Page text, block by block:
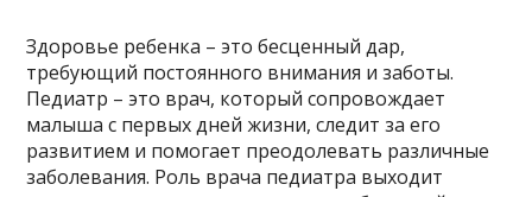
Здоровье ребенка – это бесценный дар,
требующий постоянного внимания и заботы.
Педиатр – это врач, который сопровождает
малыша с первых дней жизни, следит за его
развитием и помогает преодолевать различные
заболевания. Роль врача педиатра выходит